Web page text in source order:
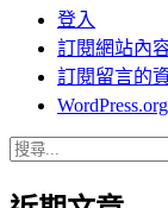
登入
訂閱網站內
訂閱留言的
搜